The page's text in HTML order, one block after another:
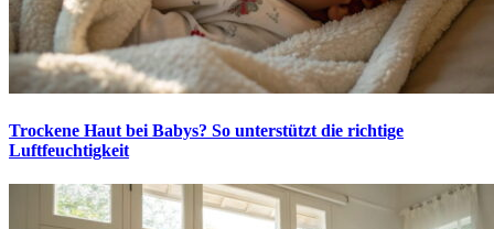
Trockene Haut bei Babys? So unterstützt die richtige
Luftfeuchtigkeit